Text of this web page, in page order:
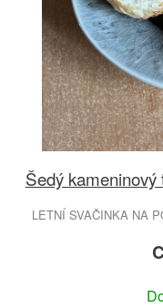
Šedý
LETNÍ SVAČINKA NA